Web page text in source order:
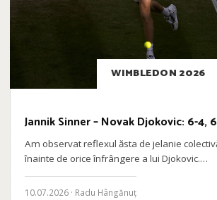
WIMBLEDON 2026
Jannik Sinner – Novak Djokovic: 6-4,
Am observat reflexul ăsta de jelanie
înainte de orice înfrângere a lui Djokovic.…
10.07.2026 · Radu Hângănuț